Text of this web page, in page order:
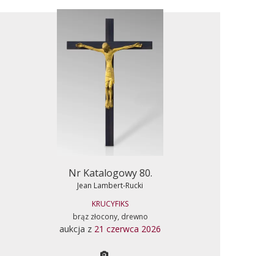
Nr Katalogowy 80.
Jean Lambert-Rucki
KRUCYFIKS
brąz złocony, drewno
aukcja z 21 czerwca 2026